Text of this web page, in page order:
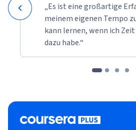
„Es ist eine großartige
meinem eigenen Tempo
kann lernen, wenn ich
dazu habe.“